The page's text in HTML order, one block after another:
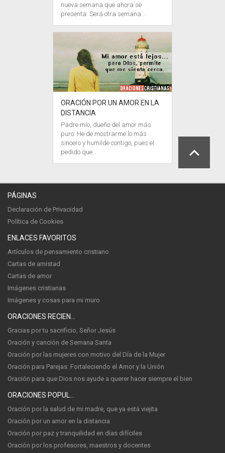
nueva semana que ahora se
presenta: Será otra semana…
ORACIÓN POR UN AMOR EN LA
DISTANCIA
Padre mío, dueño del amor más
puro: He de mostrarme lo más
sincero y humilde contigo, pues el
pedido que…
PÁGINAS
Declaración de Privacidad
Política de Cookies
ENLACES FAVORITOS
Artículos de pensamiento cristiano
Cartas de amistad
Cartas de amor
Imágenes cristianas
Imágenes y cosas para mi muro
Gracias por tu sacrificio, Señor Jesús
Oración y canción de Semana Santa
Oración por las mujeres con motivo del Día de la Mujer
Oración para Parejas: Fortaleciendo el Amor y la Unión
Oración para que Dios nos ayude a querer hacer siempre el bien
Oración por la salud de mi madre, que ya está viejita
Oración por un amor en la distancia
Oración por paz y tranquilidad en días difíciles
Oración por los profesores, maestros y docentes